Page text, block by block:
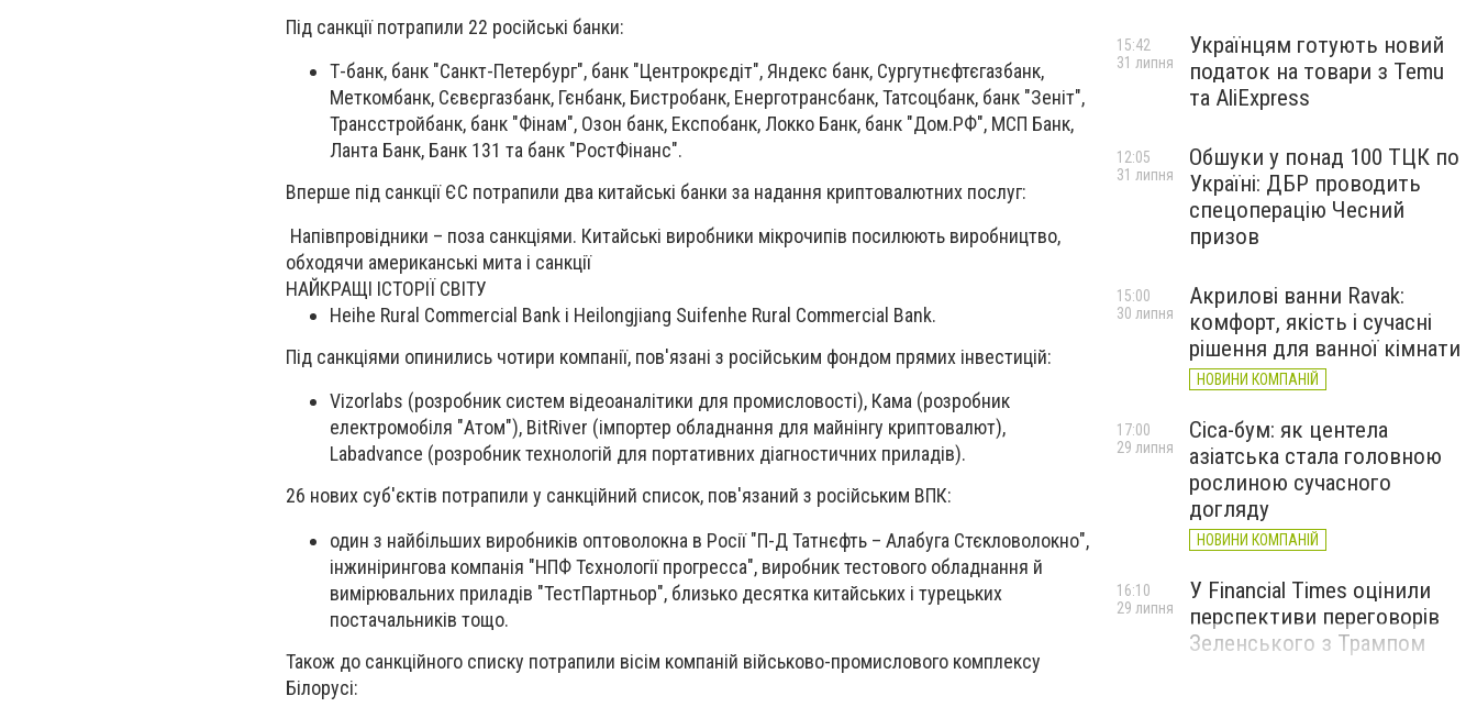
Під санкції потрапили 22 російські банки:
Т-банк, банк "Санкт-Петербург", банк "Центрокрєдіт", Яндекс банк, Сургутнєфтєгазбанк,
Меткомбанк, Сєвєргазбанк, Гєнбанк, Бистробанк, Енерготрансбанк, Татсоцбанк, банк "Зеніт",
Трансстройбанк, банк "Фінам", Озон банк, Експобанк, Локко Банк, банк "Дом.РФ", МСП Банк,
Ланта Банк, Банк 131 та банк "РостФінанс".
Вперше під санкції ЄС потрапили два китайські банки за надання криптовалютних послуг:
Напівпровідники – поза санкціями. Китайські виробники мікрочипів посилюють виробництво,
обходячи американські мита і санкції
НАЙКРАЩІ ІСТОРІЇ СВІТУ
Heihe Rural Commercial Bank і Heilongjiang Suifenhe Rural Commercial Bank.
Під санкціями опинились чотири компанії, пов'язані з російським фондом прямих інвестицій:
Vizorlabs (розробник систем відеоаналітики для промисловості), Кама (розробник
електромобіля "Атом"), BitRiver (імпортер обладнання для майнінгу криптовалют),
Labadvance (розробник технологій для портативних діагностичних приладів).
26 нових суб'єктів потрапили у санкційний список, пов'язаний з російським ВПК:
один з найбільших виробників оптоволокна в Росії "П-Д Татнєфть – Алабуга Стєкловолокно",
інжинірингова компанія "НПФ Тєхнології прогресса", виробник тестового обладнання й
вимірювальних приладів "ТестПартньор", близько десятка китайських і турецьких
постачальників тощо.
Також до санкційного списку потрапили вісім компаній військово-промислового комплексу
Білорусі:
Українцям готують новий
податок на товари з Temu
та AliExpress
15:42
31 липня
Обшуки у понад 100 ТЦК по
Україні: ДБР проводить
спецоперацію Чесний
призов
12:05
31 липня
Акрилові ванни Ravak:
комфорт, якість і сучасні
рішення для ванної кімнати
НОВИНИ КОМПАНІЙ
15:00
30 липня
Cica-бум: як центела
азіатська стала головною
рослиною сучасного
догляду
НОВИНИ КОМПАНІЙ
17:00
29 липня
У Financial Times оцінили
перспективи переговорів
Зеленського з Трампом
16:10
29 липня